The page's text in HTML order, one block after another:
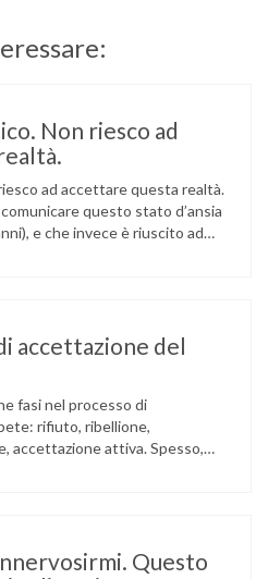
Non riesco ad
ad accettare questa realtà.
questo stato d’ansia
e che invece è riuscito ad
accettazione del
fasi nel processo di
rifiuto, ribellione,
accettazione attiva. Spesso,
Questo